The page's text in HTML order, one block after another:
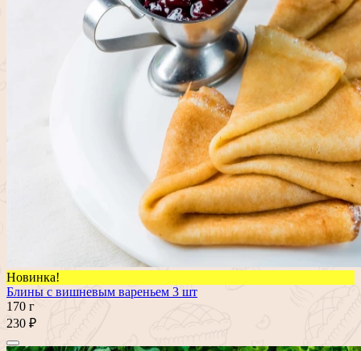
Новинка!
Блины с вишневым вареньем 3 шт
170 г
230 ₽